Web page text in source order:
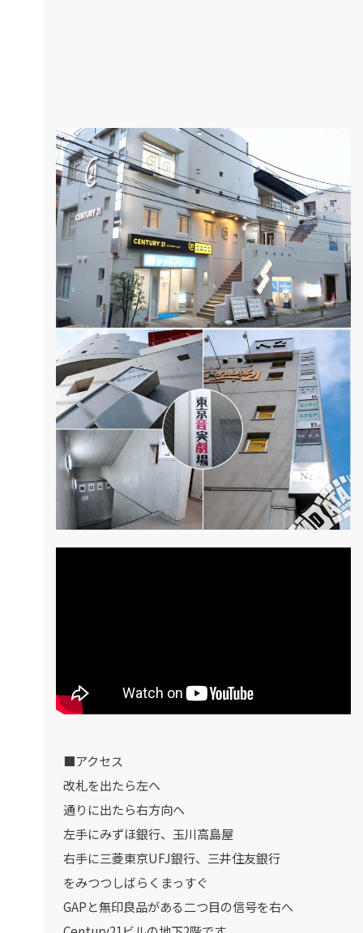
■アクセス
改札を出たら左へ
通りに出たら右方向へ
左手にみずほ銀行、玉川高島屋
右手に三菱東京UFJ銀行、三井住友銀行
をみつつしばらくまっすぐ
GAPと無印良品がある二つ目の信号を右へ